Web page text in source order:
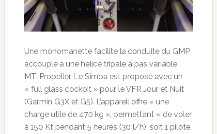
Une monomanette facilite la conduite du GMP
accouplé à une hélice tripale à pas variable
MT-Propeller. Le Simba est proposé avec un
« full glass cockpit » pour le VFR Jour et Nuit
(Garmin G3X et G5). L’appareil offre « une
charge utile de 470 kg », permettant « de voler
à 150 Kt pendant 5 heures (30 l/h), soit 1 pilote,